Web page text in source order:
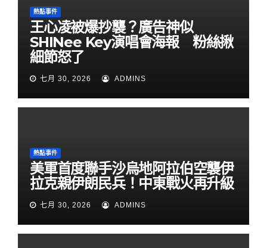
熱點事件
王心凌被爆抄襲？廣告神似
SHINee Key演唱會海報 粉絲揪
細節怒了
七月 30, 2026 ADMINS
熱點事件
美軍首度聯手沙烏地阿拉伯空襲伊
拉克親伊朗民兵！中東戰火再升級
七月 30, 2026 ADMINS